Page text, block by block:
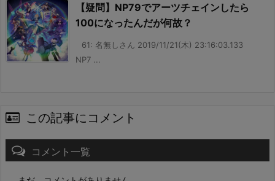
【疑問】NP79でアーツチェインしたら
100になったんだが何故？
61: 名無しさん 2019/11/21(木) 23:16:03.133
NP7 ...
この記事にコメント
コメント一覧